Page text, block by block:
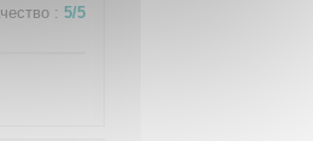
: 5/5